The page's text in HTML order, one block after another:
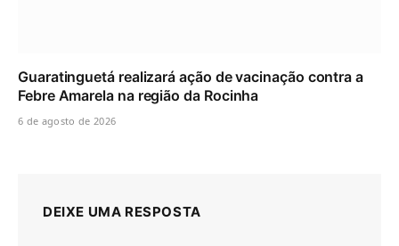
Guaratinguetá realizará ação de vacinação contra a
Febre Amarela na região da Rocinha
6 de agosto de 2026
DEIXE UMA RESPOSTA